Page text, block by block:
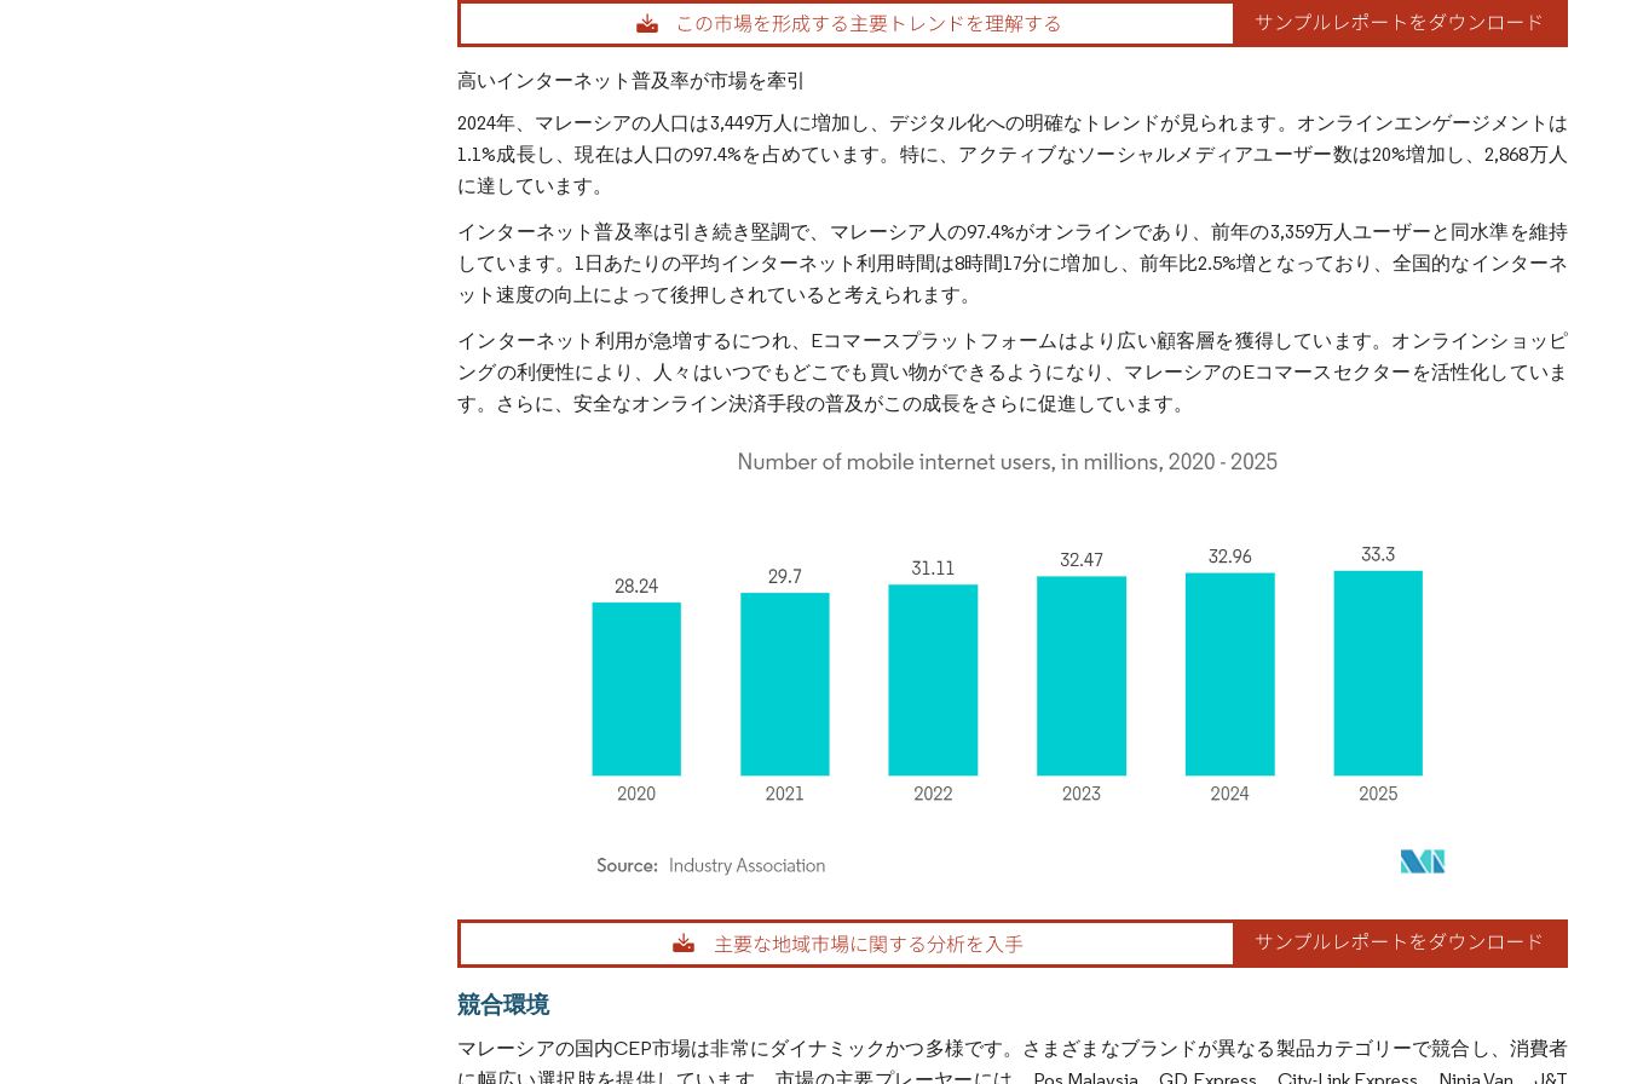
高いインターネット普及率が市場を牽引
2024年、マレーシアの人口は3,449万人に増加し、デジタル化への明確なトレンドが見られます。オンラインエンゲージメントは
1.1%成長し、現在は人口の97.4%を占めています。特に、アクティブなソーシャルメディアユーザー数は20%増加し、2,868万人
に達しています。
インターネット普及率は引き続き堅調で、マレーシア人の97.4%がオンラインであり、前年の3,359万人ユーザーと同水準を維持
しています。1日あたりの平均インターネット利用時間は8時間17分に増加し、前年比2.5%増となっており、全国的なインターネ
ット速度の向上によって後押しされていると考えられます。
インターネット利用が急増するにつれ、Eコマースプラットフォームはより広い顧客層を獲得しています。オンラインショッピ
ングの利便性により、人々はいつでもどこでも買い物ができるようになり、マレーシアのEコマースセクターを活性化していま
す。さらに、安全なオンライン決済手段の普及がこの成長をさらに促進しています。
画像 © Mordor Intelligence。再利用にはCC BY 4.0の表示が必要です。
競合環境
マレーシアの国内CEP市場は非常にダイナミックかつ多様です。さまざまなブランドが異なる製品カテゴリーで競合し、消費者